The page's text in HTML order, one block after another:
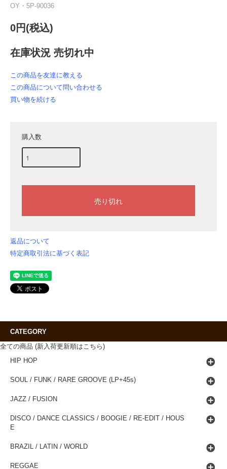
OY・5P-90036
0円(税込)
在庫状況 売切れ中
この商品を友達に教える
この商品について問い合わせる
買い物を続ける
購入数
返品について
特定商取引法に基づく表記
CATEGORY
全ての商品 (新入荷更新順はこちら)
HIP HOP
SOUL / FUNK / RARE GROOVE (LP+45s)
JAZZ / FUSION
DISCO / DANCE CLASSICS / BOOGIE / RE-EDIT / HOUS
E
BRAZIL / LATIN / WORLD
REGGAE